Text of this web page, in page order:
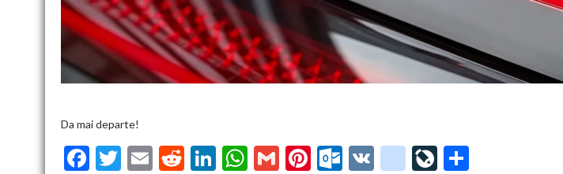
Da mai departe!
F
T
E
R
Li W G
Pi O V
g
Li